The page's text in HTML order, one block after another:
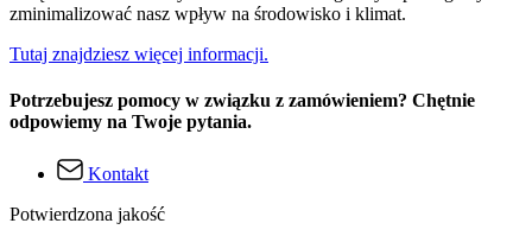
zminimalizować nasz wpływ na środowisko i klimat.
Tutaj znajdziesz więcej informacji.
Potrzebujesz pomocy w związku z zamówieniem? Chętnie
odpowiemy na Twoje pytania.
Kontakt
Potwierdzona jakość